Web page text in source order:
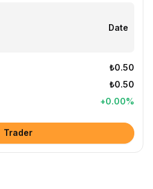
Date
₺0.50
₺0.50
+0.00%
Trader